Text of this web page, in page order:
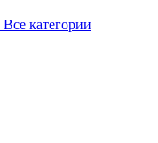
Все категории